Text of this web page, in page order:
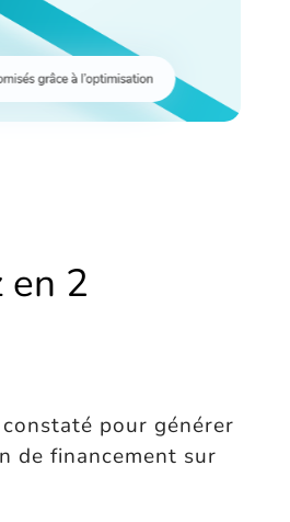
en 2
constaté pour générer
de financement sur